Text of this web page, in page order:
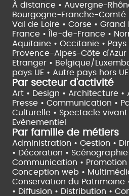
À distance • Auvergne-
Bourgogne-Franche-Comté
Val de Loire • Corse • Grand
France •
Île-de-France •
Aquitaine • Occitanie •
Provence-Alpes-Côte d'Azur
Etranger • Belgique/
pays UE • Autre pays hors UE
Par secteur d'activité
Art • Design • Architecture •
Presse • Communication •
Culturelle • Spectacle vivant
Evènementiel
Par famille de métiers
Administration • Gestion •
• Décoration • Scénographie
Communication • Promotion
Conception web •
Conservation du Patrimoine
• Diffusion • Distribution •